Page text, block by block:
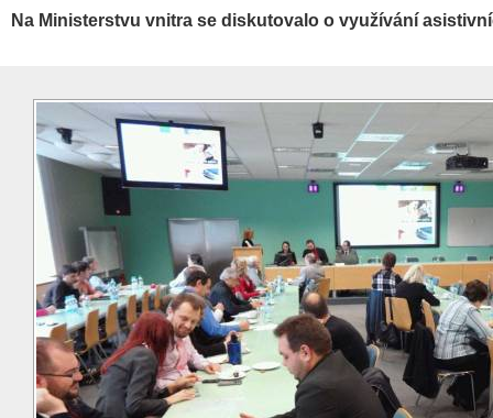
Na Ministerstvu vnitra se diskutovalo o využívání